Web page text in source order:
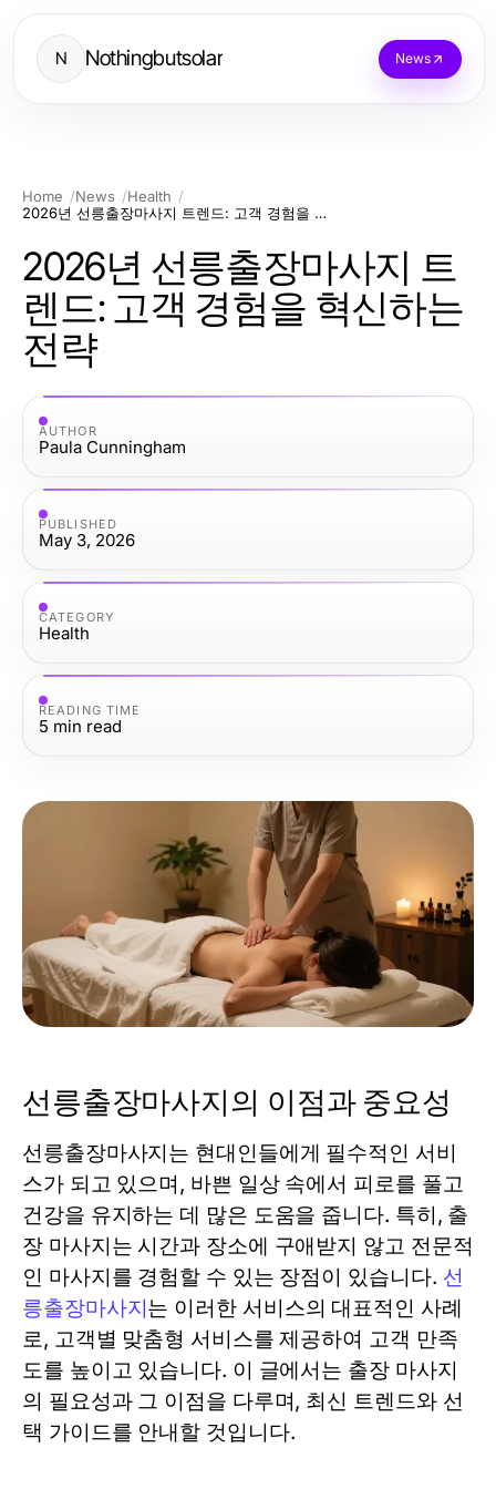
N Nothingbutsolar News
Home News
Health
2026년 선릉출장마사지 트렌드: 고객 경험을 혁신하는 전략
2026년 선릉출장마사지 트
렌드: 고객 경험을 혁신하는
전략
AUTHOR
Paula Cunningham
PUBLISHED
May 3, 2026
CATEGORY
Health
READING TIME
5 min read
선릉출장마사지의 이점과 중요성
선릉출장마사지는 현대인들에게 필수적인 서비
스가 되고 있으며, 바쁜 일상 속에서 피로를 풀고
건강을 유지하는 데 많은 도움을 줍니다. 특히, 출
장 마사지는 시간과 장소에 구애받지 않고 전문적
인 마사지를 경험할 수 있는 장점이 있습니다. 선
릉출장마사지는 이러한 서비스의 대표적인 사례
로, 고객별 맞춤형 서비스를 제공하여 고객 만족
도를 높이고 있습니다. 이 글에서는 출장 마사지
의 필요성과 그 이점을 다루며, 최신 트렌드와 선
택 가이드를 안내할 것입니다.